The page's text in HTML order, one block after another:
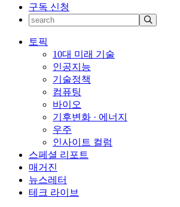
구독 신청
토픽
10대 미래 기술
인공지능
기술정책
컴퓨팅
바이오
기후변화 · 에너지
우주
인사이트 컬럼
스페셜 리포트
매거진
뉴스레터
테크 라이브